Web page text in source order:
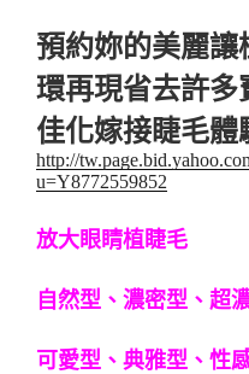
預約妳的美麗讓
環再現省去許多
佳化嫁接睫毛體
http://
u=Y8772559852
放大眼睛植睫毛
自然型、濃密型、超
可愛型、典雅型、性